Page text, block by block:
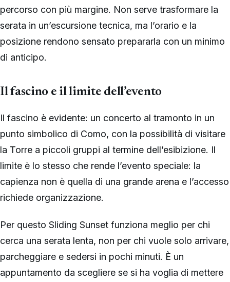
percorso con più margine. Non serve trasformare la
serata in un’escursione tecnica, ma l’orario e la
posizione rendono sensato prepararla con un minimo
di anticipo.
Il fascino e il limite dell’evento
Il fascino è evidente: un concerto al tramonto in un
punto simbolico di Como, con la possibilità di visitare
la Torre a piccoli gruppi al termine dell’esibizione. Il
limite è lo stesso che rende l’evento speciale: la
capienza non è quella di una grande arena e l’accesso
richiede organizzazione.
Per questo Sliding Sunset funziona meglio per chi
cerca una serata lenta, non per chi vuole solo arrivare,
parcheggiare e sedersi in pochi minuti. È un
appuntamento da scegliere se si ha voglia di mettere